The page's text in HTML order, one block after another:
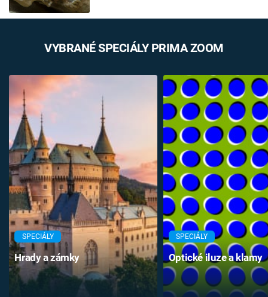
VYBRANÉ SPECIÁLY PRIMA ZOOM
SPECIÁLY
Hrady a zámky
SPECIÁLY
Optické iluze a klamy